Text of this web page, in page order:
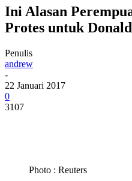
Ini Alasan
Protes untuk
Penulis
andrew
-
22 Januari 2017
0
3107
Photo : Reuters